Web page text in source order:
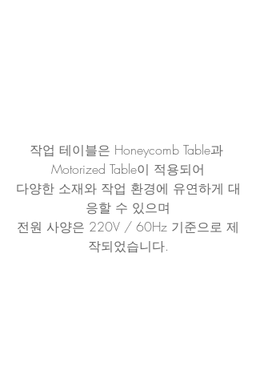
작업 테이블은 Honeycomb Table과
Motorized Table이 적용되어
다양한 소재와 작업 환경에 유연하게 대
응할 수 있으며
전원 사양은 220V / 60Hz 기준으로 제
작되었습니다.